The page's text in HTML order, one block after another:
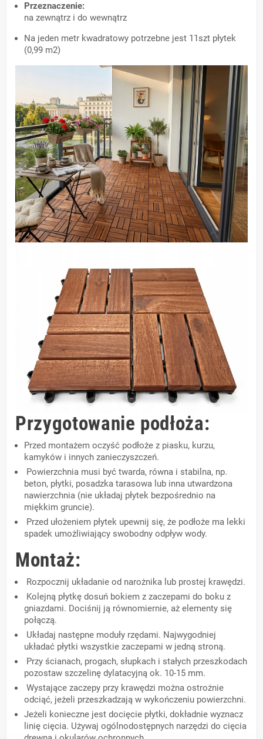
Przeznaczenie:
na zewnątrz i do wewnątrz
Na jeden metr kwadratowy potrzebne jest 11szt płytek
(0,99 m2)
Przygotowanie podłoża:
Przed montażem oczyść podłoże z piasku, kurzu,
kamyków i innych zanieczyszczeń.
Powierzchnia musi być twarda, równa i stabilna, np.
beton, płytki, posadzka tarasowa lub inna utwardzona
nawierzchnia (nie układaj płytek bezpośrednio na
miękkim gruncie).
Przed ułożeniem płytek upewnij się, że podłoże ma lekki
spadek umożliwiający swobodny odpływ wody.
Montaż:
Rozpocznij układanie od narożnika lub prostej krawędzi.
Kolejną płytkę dosuń bokiem z zaczepami do boku z
gniazdami. Dociśnij ją równomiernie, aż elementy się
połączą.
Układaj następne moduły rzędami. Najwygodniej
układać płytki wszystkie zaczepami w jedną stroną.
Przy ścianach, progach, słupkach i stałych przeszkodach
pozostaw szczelinę dylatacyjną ok. 10-15 mm.
Wystające zaczepy przy krawędzi można ostrożnie
odciąć, jeżeli przeszkadzają w wykończeniu powierzchni.
Jeżeli konieczne jest docięcie płytki, dokładnie wyznacz
linię cięcia. Używaj ogólnodostępnych narzędzi do cięcia